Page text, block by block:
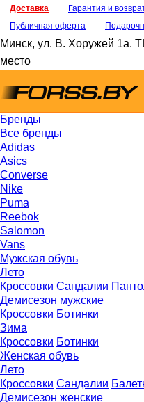
Доставка Гарантия и
Публичная оферта
Минск, ул. В. Хоружей 1а.
место
Бренды
Все бренды
Adidas
Asics
Converse
Nike
Puma
Reebok
Salomon
Vans
Мужская обувь
Лето
Кроссовки Сандалии
Демисезон мужские
Кроссовки Ботинки
Зима
Кроссовки Ботинки
Женская обувь
Лето
Кроссовки Сандалии
Демисезон женские